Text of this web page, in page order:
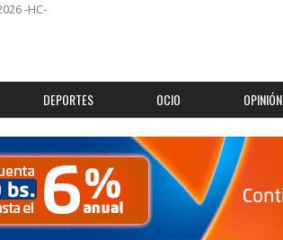
-HC-
DEPORTES OCIO OPINIÓN